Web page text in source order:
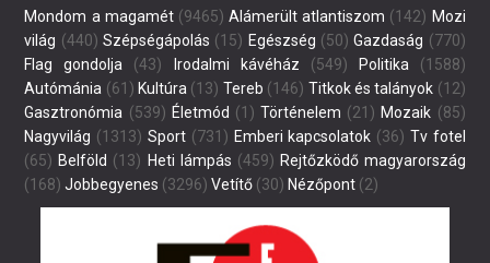
Mondom a magamét(9465) Alámerült atlantiszom (142) Mozi
világ (440) Szépségápolás (15) Egészség (50) Gazdaság (770)
Flag gondolja (43) Irodalmi kávéház (549) Politika (1588)
Autómánia (61) Kultúra (13) Tereb (146) Titkok és talányok (12)
Gasztronómia (539) Életmód (1) Történelem (21) Mozaik (85)
Nagyvilág (1313) Sport(731) Emberi kapcsolatok (36) Tv fotel
(65) Belföld (13) Heti lámpás (459) Rejtőzködő magyarország
(168) Jobbegyenes (3296) Vetítő (30) Nézőpont (2)